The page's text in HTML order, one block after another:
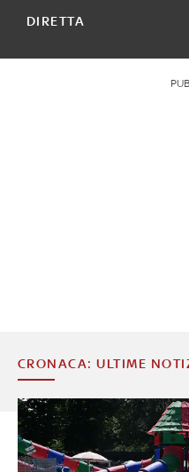
DIRETTA
CRONACA: ULTIME